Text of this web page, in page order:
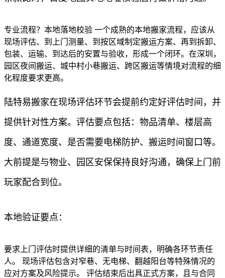
专业流程？本地落地校验 一个成熟的本地搬家流程，应该从
现场评估、到上门测量、到按区域制定搬运方案、再到拆卸、
包装、运输、到达后的安置与验收，形成一个闭环。在深圳，
园区夜间搬运、城中村小巷搬运、跨区搬运等情境对流程的细
化程度要求更高。
陆特易搬家在现场评估环节会提前约定好评估时间，并
提供针对性方案。评估要点包括：物品清单、楼层高
度、通道宽度、是否需要电梯防护、搬运时间窗口等。
大前提是与物业、园区安保保持良好沟通，确保上门前
玩家配合到位。
本地验证要点：
要求上门评估时提供详细的清单与时间表，明确各环节责任
人。 现场评估包含对窄巷、无电梯、翻越阳台等特殊情况的
应对方案及风险提示。 评估结束后出具正式方案，且与合同